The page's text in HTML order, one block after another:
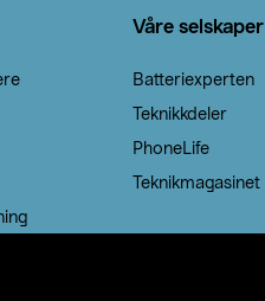
Våre selskaper
Batteriexperten
Teknikkdeler
PhoneLife
Teknikmagasinet